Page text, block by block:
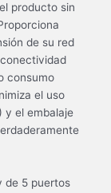
producto sin
de su red
consumo
el uso
y el embalaje
de 5 puertos